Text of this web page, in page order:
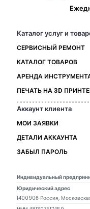
Каталог услуг и
СЕРВИСНЫЙ РЕМОНТ
КАТАЛОГ ТОВАРОВ
АРЕНДА
ПЕЧАТЬ НА 3D
Аккаунт клиента
МОИ ЗАЯВКИ
ДЕТАЛИ АККАУНТА
ЗАБЫЛ ПАРОЛЬ
Индивидуальный
Юридический адрес
140090б Россия,